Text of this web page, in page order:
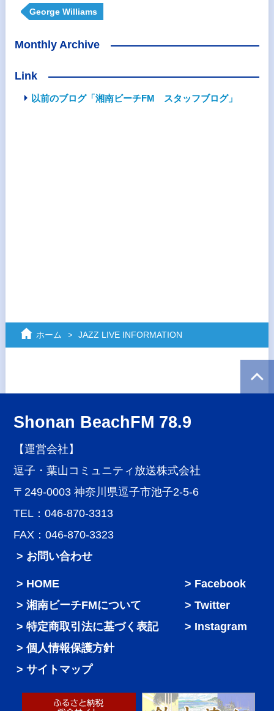
George Williams
Monthly Archive
Link
以前のブログ「湘南ビーチFM スタッフブログ」
ホーム JAZZ LIVE INFORMATION
Shonan BeachFM 78.9
【運営会社】
逗子・葉山コミュニティ放送株式会社
〒249-0003 神奈川県逗子市池子2-5-6
TEL：046-870-3313
FAX：046-870-3323
> お問い合わせ
HOME
湘南ビーチFMについて
特定商取引法に基づく表記
個人情報保護方針
サイトマップ
Facebook
Twitter
Instagram